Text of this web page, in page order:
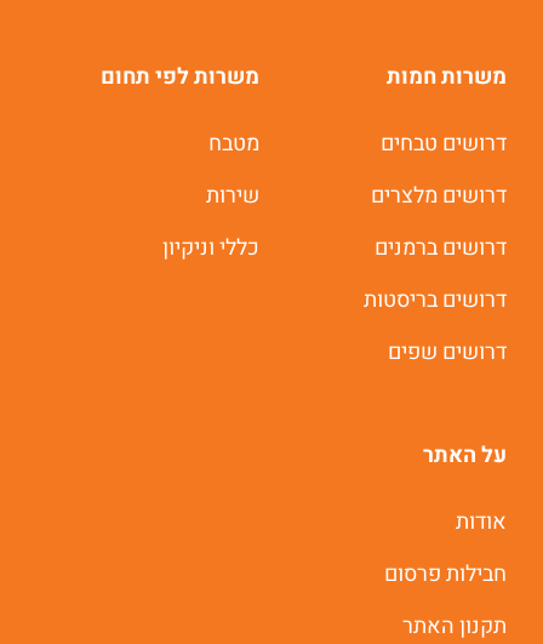
משרות חמות
דרושים טבחים
דרושים מלצרים
דרושים ברמנים
דרושים בריסטות
דרושים שפים
משרות לפי תחום
מטבח
שירות
כללי וניקיון
על האתר
אודות
חבילות פרסום
תקנון האתר